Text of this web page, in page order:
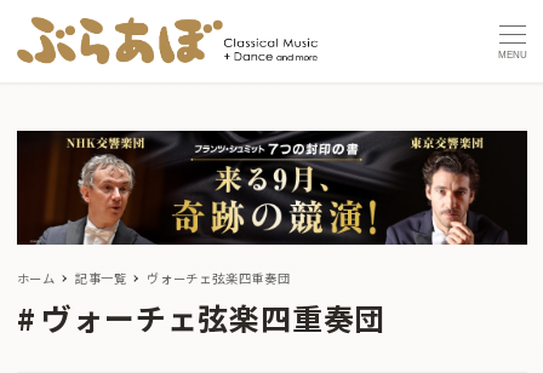
MENU
ホーム 記事一覧 ヴォーチェ弦楽四重奏団
ヴォーチェ弦楽四重奏団